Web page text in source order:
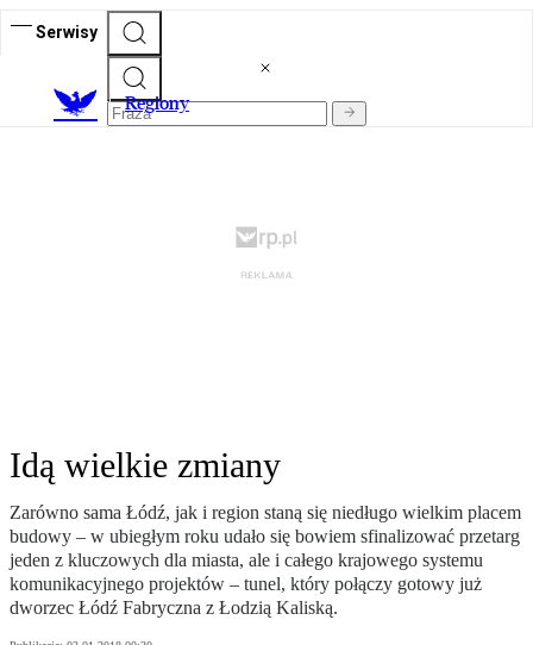
Serwisy
Regiony
Idą wielkie zmiany
Zarówno sama Łódź, jak i region staną się niedługo wielkim placem
budowy – w ubiegłym roku udało się bowiem sfinalizować przetarg
jeden z kluczowych dla miasta, ale i całego krajowego systemu
komunikacyjnego projektów – tunel, który połączy gotowy już
dworzec Łódź Fabryczna z Łodzią Kaliską.